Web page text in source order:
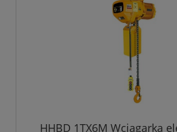
HHBD 1TX6M Wciągarka